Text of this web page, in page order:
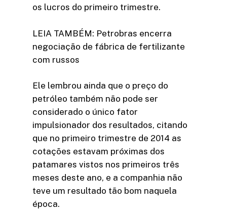
os lucros do primeiro trimestre.
LEIA TAMBÉM: Petrobras encerra
negociação de fábrica de fertilizante
com russos
Ele lembrou ainda que o preço do
petróleo também não pode ser
considerado o único fator
impulsionador dos resultados, citando
que no primeiro trimestre de 2014 as
cotações estavam próximas dos
patamares vistos nos primeiros três
meses deste ano, e a companhia não
teve um resultado tão bom naquela
época.